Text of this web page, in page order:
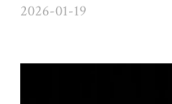
2026-01-19